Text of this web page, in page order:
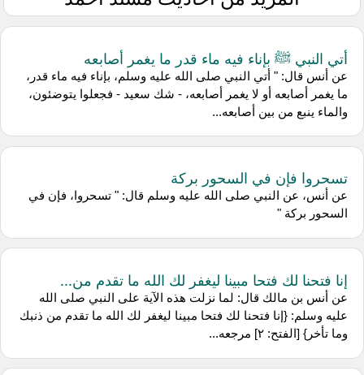
أتي النبي ﷺ بإناء فيه ماء قدر ما يغمر أصابعه
عن أنس قال: " أتي النبي صلى الله عليه وسلم، بإناء فيه ماء قدر،
ما يغمر أصابعه أو لا يغمر أصابعه، - شك سعيد - فجعلوا يتوضئون،
والماء ينبع من بين أصابعه...
تسحروا فإن في السحور بركة
عن أنس، عن النبي صلى الله عليه وسلم قال: " تسحروا، فإن في
السحور بركة "
إنا فتحنا لك فتحا مبينا ليغفر لك الله ما تقدم من...
عن أنس بن مالك قال: لما نزلت هذه الآية على النبي صلى الله
عليه وسلم: {إنا فتحنا لك فتحا مبينا ليغفر لك الله ما تقدم من ذنبك
وما تأخر} [الفتح: ٢] مرجعه...